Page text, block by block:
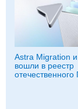
Astra Migration
вошли в реестр